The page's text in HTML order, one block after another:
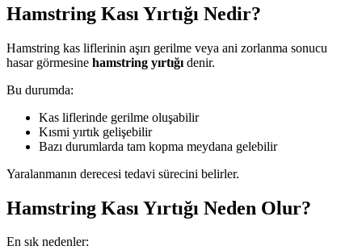
Hamstring Kası Yırtığı Nedir?
Hamstring kas liflerinin aşırı gerilme veya ani zorlanma sonucu
hasar görmesine hamstring yırtığı denir.
Bu durumda:
Kas liflerinde gerilme oluşabilir
Kısmi yırtık gelişebilir
Bazı durumlarda tam kopma meydana gelebilir
Yaralanmanın derecesi tedavi sürecini belirler.
Hamstring Kası Yırtığı Neden Olur?
En sık nedenler: